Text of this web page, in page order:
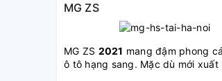
MG ZS
MG ZS 2021 mang đậm phong
ô tô hạng sang. Mặc dù mới